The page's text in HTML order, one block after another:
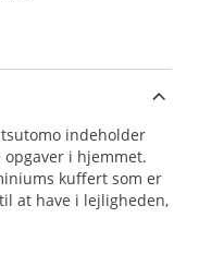
indeholder
i hjemmet.
kuffert som er
at have i lejligheden,